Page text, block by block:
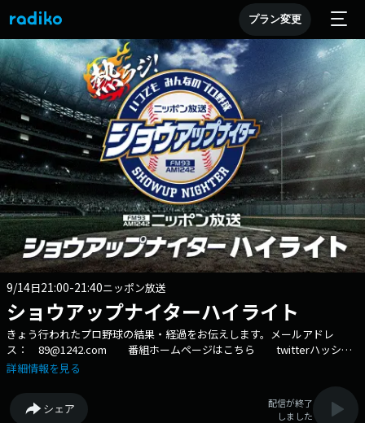
プラン変更
9/14日21:00-21:40ニッポン放送
ショウアップナイターハイライト
きょう行われたプロ野球の結果・経過をお伝えします。メールアドレ
ス： 89@1242.com 番組ホームページはこちら twitterハッシュ
タグは「#ショウアップナイター」twitterアカウントは
詳細情報を見る
シェア
配信が終了
しました